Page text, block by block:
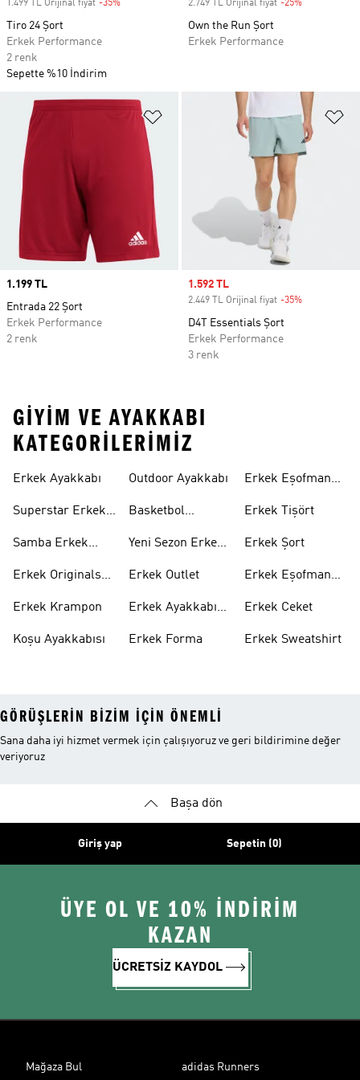
1.499 TL Orijinal fiyat -35%
Tiro 24 Şort
Erkek Performance
2 renk
Sepette %10 İndirim
2.749 TL Orijinal fiyat -25%
Own the Run Şort
Erkek Performance
Favori Listesine Ekle
Price
1.199 TL
Entrada 22 Şort
Erkek Performance
2 renk
Sale price
1.592 TL
2.449 TL Orijinal fiyat -35%
D4T Essentials Şort
Erkek Performance
3 renk
GIYIM VE AYAKKABI
KATEGORILERIMIZ
Erkek Ayakkabı
Superstar Erkek
Samba Erkek
Erkek Originals
Erkek Krampon
Koşu Ayakkabısı
Outdoor Ayakkabı
Basketbol
Yeni Sezon Erkek
Erkek Outlet
Erkek Ayakkabı
Erkek Forma
Erkek Eşofman
Erkek Tişört
Erkek Şort
Erkek Eşofman
Erkek Ceket
Erkek Sweatshirt
GÖRÜŞLERIN BIZIM IÇIN ÖNEMLI
Sana daha iyi hizmet vermek için çalışıyoruz ve geri bildirimine değer
veriyoruz
Başa dön
Giriş yap Sepetin (0)
ÜYE OL VE 10% İNDİRİM
KAZAN
ÜCRETSİZ KAYDOL
Mağaza Bul adidas Runners